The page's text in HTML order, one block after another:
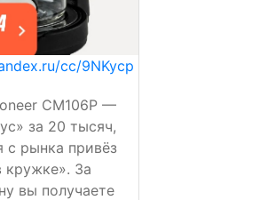
cc/9NKycp
CM106P —
за 20 тысяч,
с рынка привёз
кружке». За
вы получаете